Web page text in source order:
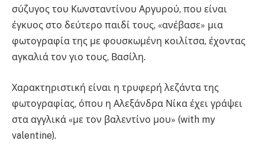
σύζυγος του Κωνσταντίνου Αργυρού, που είναι
έγκυος στο δεύτερο παιδί τους, «ανέβασε» μια
φωτογραφία της με φουσκωμένη κοιλίτσα, έχοντας
αγκαλιά τον γιο τους, Βασίλη.
Χαρακτηριστική είναι η τρυφερή λεζάντα της
φωτογραφίας, όπου η Αλεξάνδρα Νίκα έχει γράψει
στα αγγλικά «με τον βαλεντίνο μου» (with my
valentine).